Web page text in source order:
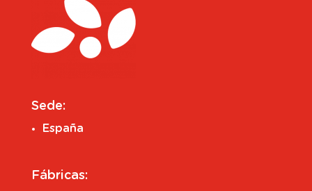
Sede:
España
Fábricas: